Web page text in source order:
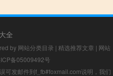
全
by 网站分类目录 | 精选推荐文章 | 网站
备05009492号
可发邮件到f_fb#foxmail.com说明，我们